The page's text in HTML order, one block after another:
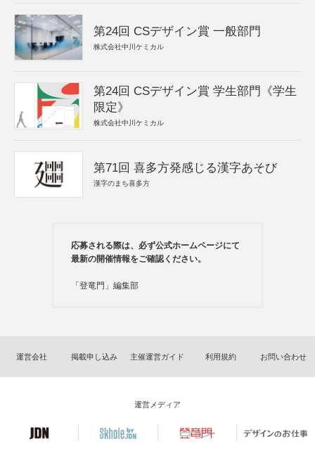
第24回 CSデザイン賞 一般部門
株式会社中川ケミカル
第24回 CSデザイン賞 学生部門《学生
限定》
株式会社中川ケミカル
第71回 喜多方発感じる漢字あそび
漢字のまち喜多方
応募される際は、必ず公式ホームページにて
最新の開催情報をご確認ください。
「登竜門」編集部
運営会社 掲載申し込み 主催運営ガイド 利用規約 お問い合わせ
運営メディア